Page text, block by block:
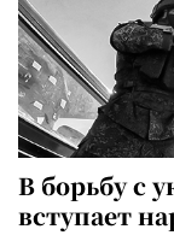
В борьбу с
вступает